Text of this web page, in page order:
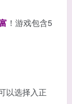
！游戏包含5
以选择入正